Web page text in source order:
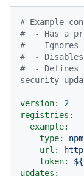
# Example
#  - Has a
#  - Ignores
#  - Disables
#  - Defines
security
version:
2
registries:
example:
type:
url:
token:
updates: